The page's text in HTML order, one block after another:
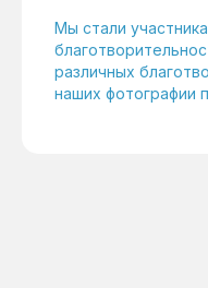
Мы стали
различных
наших фотографии